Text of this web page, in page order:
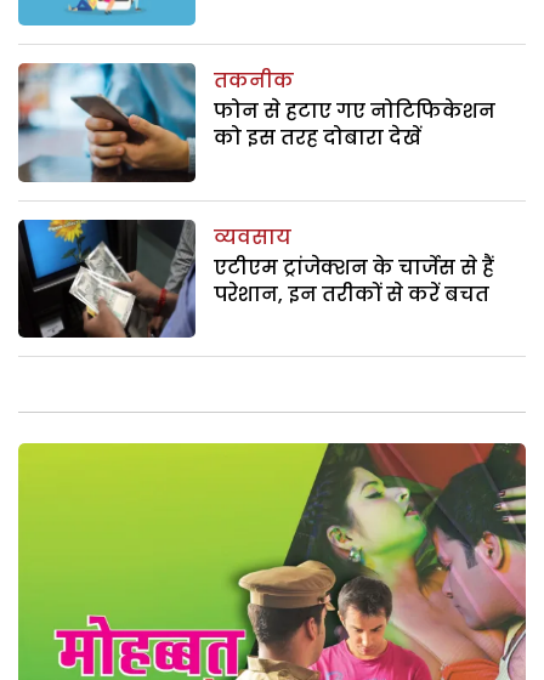
तकनीक
फोन से हटाए गए नोटिफिकेशन
को इस तरह दोबारा देखें
व्यवसाय
एटीएम ट्रांजेक्शन के चार्जेस से हैं
परेशान, इन तरीकों से करें बचत